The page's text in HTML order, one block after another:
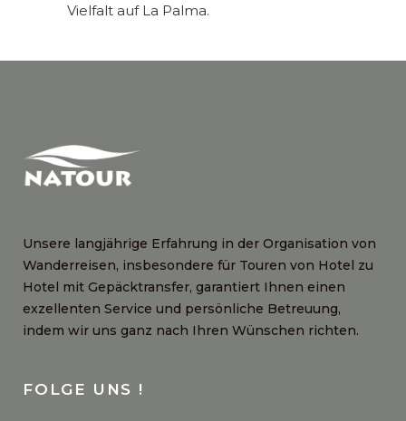
Vielfalt auf La Palma.
Unsere langjährige Erfahrung in der Organisation von
Wanderreisen, insbesondere für Touren von Hotel zu
Hotel mit Gepäcktransfer, garantiert Ihnen einen
exzellenten Service und persönliche Betreuung,
indem wir uns ganz nach Ihren Wünschen richten.
FOLGE UNS !